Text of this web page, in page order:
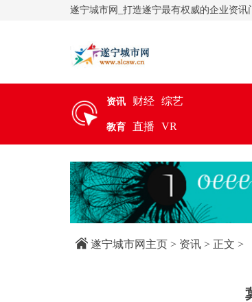
遂宁城市网_打造遂宁最有权威的企业资讯
资讯 财经 综艺
教育 直播 VR
遂宁城市网主页 > 资讯 > 正文 >